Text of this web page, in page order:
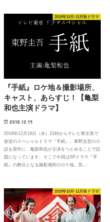
2018年10月-12月秋ドラマ
『手紙』ロケ地＆撮影場所、
キャスト、あらすじ！【亀梨
和也主演ドラマ】
2018.12.19
2018年12月19日（水）21時からテレビ東京系で
放送のスペシャルドラマ『手紙』。東野圭吾の小
説を原作に、亀梨和也が主演をつとめることで話
題になっています。そこで今回はSPドラマ『手
紙』の舞台となる撮影場所のロケ地、気…
2018年10月-12月秋ドラマ